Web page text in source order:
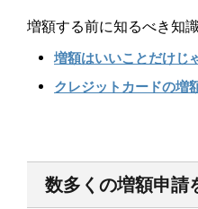
増額する前に知るべき知
増額はいいことだけじ
クレジットカードの増
数多くの増額申請